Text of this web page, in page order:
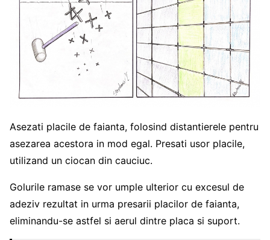
Asezati placile de faianta, folosind distantierele pentru
asezarea acestora in mod egal. Presati usor placile,
utilizand un ciocan din cauciuc.
Golurile ramase se vor umple ulterior cu excesul de
adeziv rezultat in urma presarii placilor de faianta,
eliminandu-se astfel si aerul dintre placa si suport.